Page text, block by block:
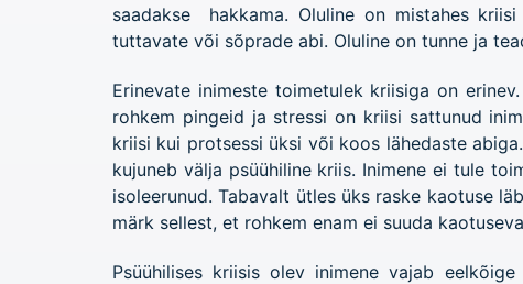
saadakse hakkama. Oluline on mistahes
tuttavate või sõprade abi. Oluline on tunne ja
Erinevate inimeste toimetulek kriisiga on
rohkem pingeid ja stressi on kriisi sattunud
kriisi kui protsessi üksi või koos lähedaste
kujuneb välja psüühiline kriis. Inimene ei tule
isoleerunud. Tabavalt ütles üks raske kaotuse
märk sellest, et rohkem enam ei suuda
Psüühilises kriisis olev inimene vajab